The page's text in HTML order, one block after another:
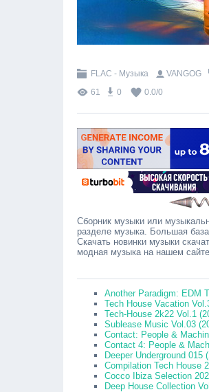
FLAC - Музыка VANGOG
61
0 0.0/0
Сборник музыки или
разделе музыка. Большая
Скачать новинки музыки
модная музыка на нашем сайте
Another Paradigm: EDM
Tech House Vacation
Tech-House 2k22 Vol.1
Sublease Music Vol.03
Contact: People &
Contact 4: People &
Deeper Underground 015
Compilation Tech House
Cocco Ibiza Selection
Deep House Collection